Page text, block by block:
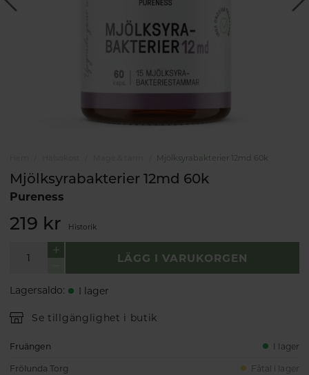
Mjölksyrabakterier 12md 60k
Mjölksyrabakterier 12md 60k
Pureness
219 kr Historik
LÄGG I VARUKORGEN
Lagersaldo: I lager
Se tillgänglighet i butik
Fruängen I lager
Frölunda Torg Fåtal i lager